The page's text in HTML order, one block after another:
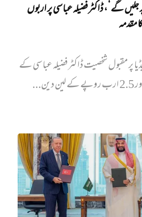
جلیں‌ گے‘، ڈاکٹر فضیلہ عباسی پر اربوں
مقدمہ
پر مقبول شخصیت ڈاکٹر فضیلہ عباسی کے